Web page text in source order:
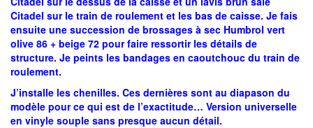
Citadel sur le train de roulement et les bas de caisse. Je fais
ensuite une succession de brossages à sec Humbrol vert
olive 86 + beige 72 pour faire ressortir les détails de
structure. Je peints les bandages en caoutchouc du train de
roulement.
J’installe les chenilles. Ces dernières sont au diapason du
modèle pour ce qui est de l’exactitude… Version universelle
en vinyle souple sans presque aucun détail.